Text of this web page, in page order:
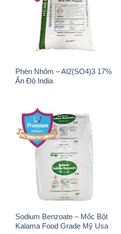
Phèn Nhôm – Al2(SO4)3 17%
Ấn Độ India
Sodium Benzoate – Mốc Bột
Kalama Food Grade Mỹ Usa